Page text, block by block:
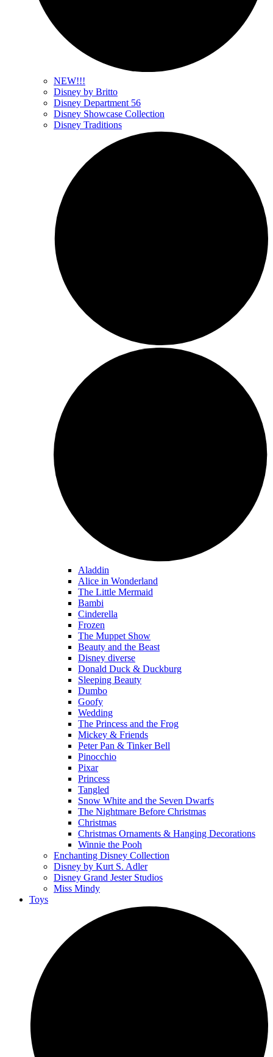
NEW!!!
Disney by Britto
Disney Department 56
Disney Showcase Collection
Disney Traditions
Aladdin
Alice in Wonderland
The Little Mermaid
Bambi
Cinderella
Frozen
The Muppet Show
Beauty and the Beast
Disney diverse
Donald Duck & Duckburg
Sleeping Beauty
Dumbo
Goofy
Wedding
The Princess and the Frog
Mickey & Friends
Peter Pan & Tinker Bell
Pinocchio
Pixar
Princess
Tangled
Snow White and the Seven Dwarfs
The Nightmare Before Christmas
Christmas
Christmas Ornaments & Hanging Decorations
Winnie the Pooh
Enchanting Disney Collection
Disney by Kurt S. Adler
Disney Grand Jester Studios
Miss Mindy
Toys